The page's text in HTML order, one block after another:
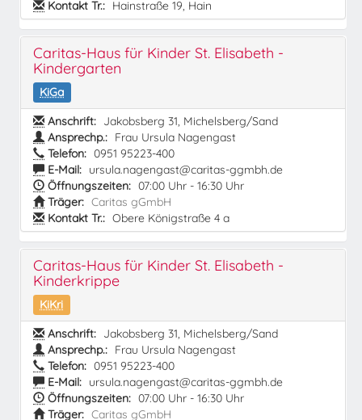
Kontakt Tr.: Hainstraße 19, Hain
Caritas-Haus für Kinder St. Elisabeth -
Kindergarten
KiGa
Anschrift: Jakobsberg 31, Michelsberg/Sand
Ansprechp.: Frau Ursula Nagengast
Telefon: 0951 95223-400
E-Mail: ursula.nagengast@caritas-ggmbh.de
Öffnungszeiten: 07:00 Uhr - 16:30 Uhr
Träger: Caritas gGmbH
Kontakt Tr.: Obere Königstraße 4 a
Caritas-Haus für Kinder St. Elisabeth -
Kinderkrippe
KiKri
Anschrift: Jakobsberg 31, Michelsberg/Sand
Ansprechp.: Frau Ursula Nagengast
Telefon: 0951 95223-400
E-Mail: ursula.nagengast@caritas-ggmbh.de
Öffnungszeiten: 07:00 Uhr - 16:30 Uhr
Träger: Caritas gGmbH